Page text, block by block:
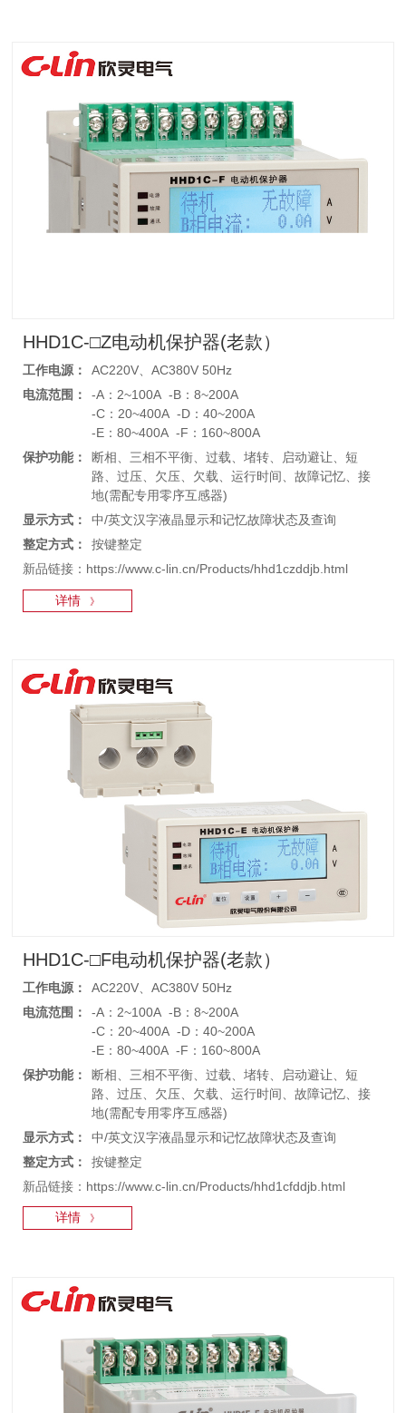
HHD1C-□Z电动机保护器(老款）
工作电源：
AC220V、AC380V 50Hz
电流范围：
-A：2~100A -B：8~200A
-C：20~400A -D：40~200A
-E：80~400A -F：160~800A
保护功能：
断相、三相不平衡、过载、堵转、启动避让、短
路、过压、欠压、欠载、运行时间、故障记忆、接
地(需配专用零序互感器)
显示方式：
中/英文汉字液晶显示和记忆故障状态及查询
整定方式：
按键整定
新品链接：https://www.c-lin.cn/Products/hhd1czddjb.html
详情 》
HHD1C-□F电动机保护器(老款）
工作电源：
AC220V、AC380V 50Hz
电流范围：
-A：2~100A -B：8~200A
-C：20~400A -D：40~200A
-E：80~400A -F：160~800A
保护功能：
断相、三相不平衡、过载、堵转、启动避让、短
路、过压、欠压、欠载、运行时间、故障记忆、接
地(需配专用零序互感器)
显示方式：
中/英文汉字液晶显示和记忆故障状态及查询
整定方式：
按键整定
新品链接：https://www.c-lin.cn/Products/hhd1cfddjb.html
详情 》